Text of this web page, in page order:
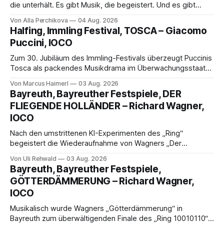
die unterhält. Es gibt Musik, die begeistert. Und es gibt
Genau so war der Abend im Kurhaus Wiesbaden, an dem
Johannes Brahms’ Erstes Klavierkonzert d-Moll op. 15 mit
Daniil
Von Alla Perchikova 04 Aug. 2026
Halfing, Immling Festival, TOSCA – Giacomo
Puccini, IOCO
Zum 30. Jubiläum des Immling-Festivals überzeugt Puccinis
Tosca als packendes Musikdrama im Überwachungsstaat
spannend und werkgetreu, getragen von starken Solisten,
eindrucksvollen Projektionen und einer klangvollen
musikalischen Leitung.
Von Marcus Haimerl 03 Aug. 2026
Bayreuth, Bayreuther Festspiele, DER
FLIEGENDE HOLLÄNDER – Richard Wagner,
IOCO
Nach den umstrittenen KI-Experimenten des „Ring“
begeistert die Wiederaufnahme von Wagners „Der
Musik und einem neuen Traumpaar: Elisabeth Teige und
Nicholas Brownlee sorgen für einen der Höhepunkte der
Bayreuther Festspiele 2026.
Von Uli Rehwald 03 Aug. 2026
Bayreuth, Bayreuther Festspiele,
GÖTTERDÄMMERUNG – Richard Wagner,
IOCO
Musikalisch wurde Wagners „Götterdämmerung“ in
Bayreuth zum überwältigenden Finale des „Ring 10010110“: